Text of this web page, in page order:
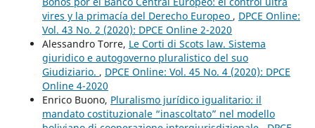
vires y la primacía del Derecho Europeo , DPCE Online:
Vol. 43 No. 2 (2020): DPCE Online 2-2020
Alessandro Torre, Le Corti di Scots law. Sistema
giuridico e autogoverno pluralistico del suo
Giudiziario. , DPCE Online: Vol. 45 No. 4 (2020): DPCE
Online 4-2020
Enrico Buono, Pluralismo jurídico igualitario: il
mandato costituzionale “inascoltato” nel modello